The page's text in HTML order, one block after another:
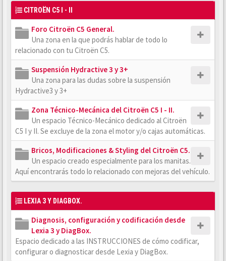
CITROËN C5 I - II
Foro Citroën C5 General.
Una zona en la que podrás hablar de todo lo
relacionado con tu Citroën C5.
Suspensión Hydractive 3 y 3+
Una zona para las dudas sobre la suspensión
Hydractive3 y 3+
Zona Técnico-Mecánica del Citroën C5 I - II.
Un espacio Técnico-Mecánico dedicado al Citroën
C5 I y II. Se excluye de la zona el motor y/o cajas automáticas.
Bricos, Modificaciones & Styling del Citroën C5.
Un espacio creado especialmente para los manitas.
Aquí encontrarás todo lo relacionado con mejoras del vehículo.
LEXIA 3 Y DIAGBOX.
Diagnosis, configuración y codificación desde
Lexia 3 y DiagBox.
Espacio dedicado a las INSTRUCCIONES de cómo codificar,
configurar o diagnosticar desde Lexia y DiagBox.